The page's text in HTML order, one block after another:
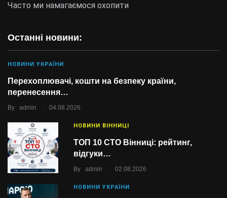
Часто ми намагаємося охопити
Останні новини:
НОВИНИ УКРАЇНИ
Перехоплювачі, кошти на безпеку країни,
перенесення…
By admin . 04.08.2026
НОВИНИ ВІННИЦІ
ТОП 10 СТО Вінниці: рейтинг,
відгуки…
By admin . 02.08.2026
НОВИНИ УКРАЇНИ